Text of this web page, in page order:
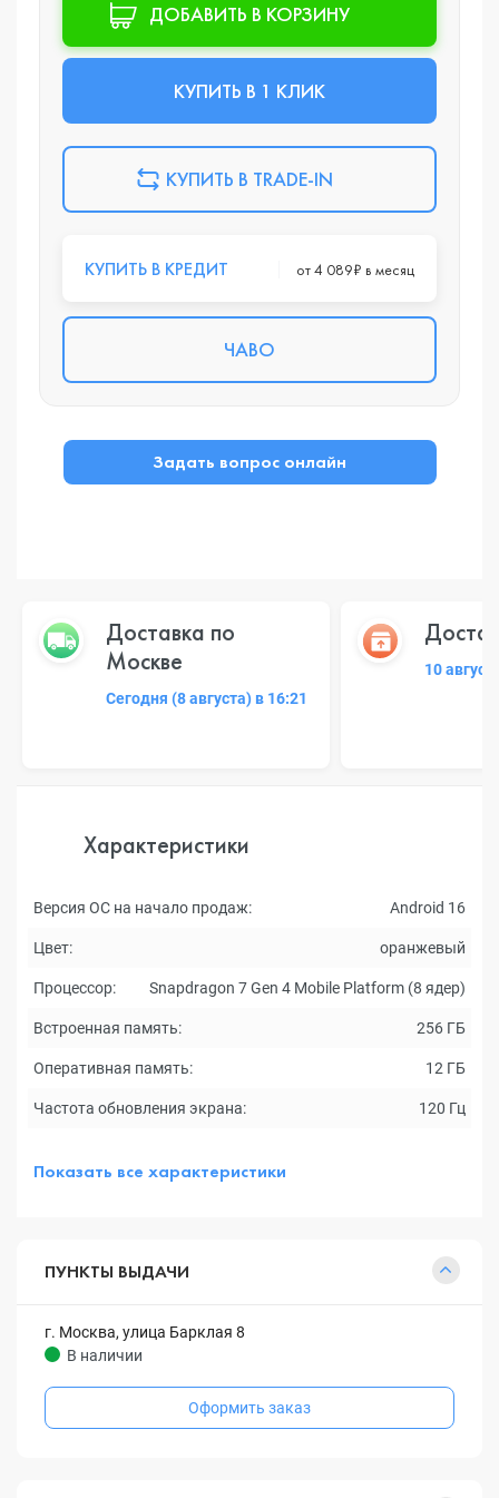
ДОБАВИТЬ В КОРЗИНУ
КУПИТЬ В 1 КЛИК
КУПИТЬ В TRADE-IN
КУПИТЬ В КРЕДИТ от 4 089₽ в месяц
ЧАВО
Задать вопрос онлайн
Доставка по
Москве
Сегодня (8 августа) в 16:21
10
Характеристики
Версия ОС на начало продаж: Android 16
Цвет: оранжевый
Процессор: Snapdragon 7 Gen 4 Mobile Platform (8 ядер)
Встроенная память: 256 ГБ
Оперативная память: 12 ГБ
Частота обновления экрана: 120 Гц
Показать все характеристики
ПУНКТЫ ВЫДАЧИ
г. Москва, улица Барклая 8
В наличии
Оформить заказ